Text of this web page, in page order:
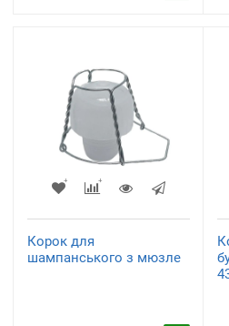
Корок для
шампанського з мюзле